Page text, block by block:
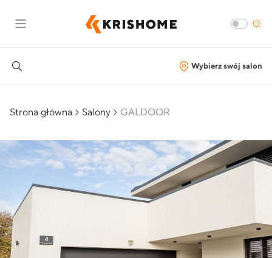
Wybierz swój salon
Strona główna Salony GALDOOR